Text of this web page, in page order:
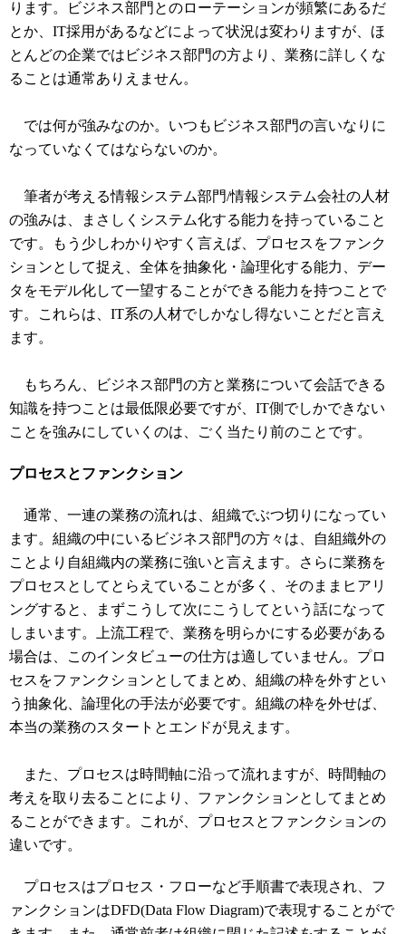
ります。ビジネス部門とのローテーションが頻繁にあるだ
とか、IT採用があるなどによって状況は変わりますが、ほ
とんどの企業ではビジネス部門の方より、業務に詳しくな
ることは通常ありえません。
では何が強みなのか。いつもビジネス部門の言いなりに
なっていなくてはならないのか。
筆者が考える情報システム部門/情報システム会社の人材
の強みは、まさしくシステム化する能力を持っていること
です。もう少しわかりやすく言えば、プロセスをファンク
ションとして捉え、全体を抽象化・論理化する能力、デー
タをモデル化して一望することができる能力を持つことで
す。これらは、IT系の人材でしかなし得ないことだと言え
ます。
もちろん、ビジネス部門の方と業務について会話できる
知識を持つことは最低限必要ですが、IT側でしかできない
ことを強みにしていくのは、ごく当たり前のことです。
プロセスとファンクション
通常、一連の業務の流れは、組織でぶつ切りになってい
ます。組織の中にいるビジネス部門の方々は、自組織外の
ことより自組織内の業務に強いと言えます。さらに業務を
プロセスとしてとらえていることが多く、そのままヒアリ
ングすると、まずこうして次にこうしてという話になって
しまいます。上流工程で、業務を明らかにする必要がある
場合は、このインタビューの仕方は適していません。プロ
セスをファンクションとしてまとめ、組織の枠を外すとい
う抽象化、論理化の手法が必要です。組織の枠を外せば、
本当の業務のスタートとエンドが見えます。
また、プロセスは時間軸に沿って流れますが、時間軸の
考えを取り去ることにより、ファンクションとしてまとめ
ることができます。これが、プロセスとファンクションの
違いです。
プロセスはプロセス・フローなど手順書で表現され、フ
ァンクションはDFD(Data Flow Diagram)で表現することがで